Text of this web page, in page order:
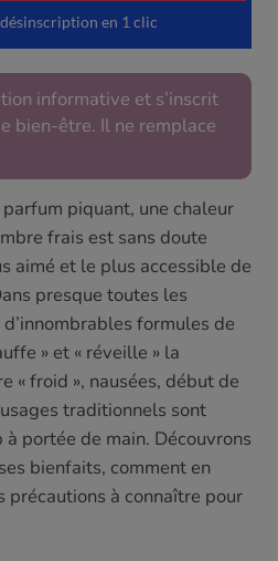
informative et s’inscrit
bien-être. Il ne remplace
piquant, une chaleur
frais est sans doute
aimé et le plus accessible de
presque toutes les
formules de
» et « réveille » la
« froid », nausées, début de
traditionnels sont
portée de main. Découvrons
bienfaits, comment en
à connaître pour